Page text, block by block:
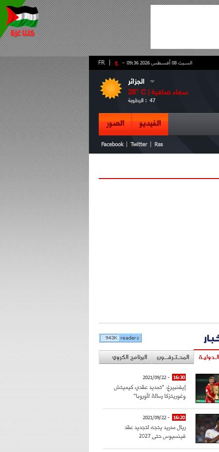
- ع FR السبت 08 أغسطس 2026 09:36
الجزائر
28° C | سماء صافية
الرطوبة : 47
الفيديو الصور
Facebook Twitter Rss
المحـتـرفــون البرنامج الكروي
16:30
- 2021/09/22
إيفنبيرغ: "تمديد عقدي كيميتش
وغوريتزكا رسالة لأوروبا"
16:20
- 2021/09/22
ريال مدريد يتجه لتجديد عقد
فينسيوس حتى 2027